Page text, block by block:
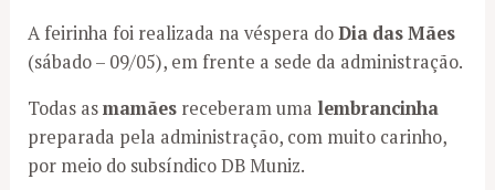
A feirinha foi realizada na véspera doDia das Mães
(sábado – 09/05), em frente a sede da administração.
Todas asmamães receberam uma lembrancinha
preparada pela administração, com muito carinho,
por meio do subsíndico DB Muniz.